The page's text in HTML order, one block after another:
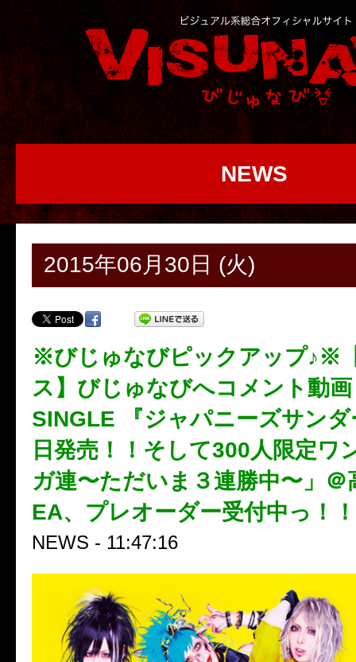
NEWS
2015年06月30日 (火)
※びじゅなびピックアップ♪※
ス】びじゅなびへコメント動
SINGLE 『ジャパニーズサン
日発売！！そして300人限定ワ
ガ連〜ただいま３連勝中〜」＠
EA、プレオーダー受付中っ！！
NEWS - 11:47:16